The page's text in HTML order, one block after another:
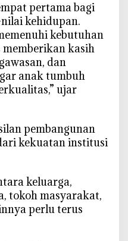
pertama bagi
kehidupan.
kebutuhan
kasih
dan
anak tumbuh
ujar
pembangunan
kekuatan institusi
keluarga,
tokoh masyarakat,
perlu terus